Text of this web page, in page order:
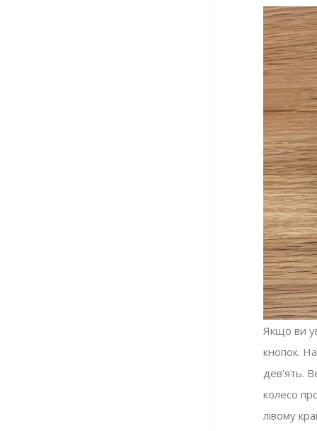
Якщо ви
кнопок.
дев’ять.
колесо
лівому